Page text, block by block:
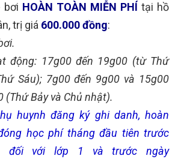
bơi HOÀN TOÀN MIỄN PHÍ tại hồ
trị giá 600.000 đồng:
động: 17g00 đến 19g00 (từ Thứ
Sáu); 7g00 đến 9g00 và 15g00
(Thứ Bảy và Chủ nhật).
huynh đăng ký ghi danh, hoàn
học phí tháng đầu tiên trước
đối với lớp 1 và trước ngày